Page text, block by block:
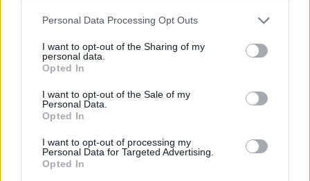
Please note that this website/app uses one or more Google
not limited to your visit or usage behaviour. You may click to
grant or deny consent to Google and its third-party tags to
use your data for below specified purposes in below Google
consent section.
Personal Data Processing Opt Outs
I want to opt-out of the Sharing of my
personal data.
Opted In
I want to opt-out of the Sale of my
Personal Data.
Opted In
I want to opt-out of processing my
Personal Data for Targeted Advertising.
Opted In
el Bernabéu será Fran García, quien se perdió el último
en Comunio de 800.000 euros y puede ser un buen parche
para tu defensa de la jornada 17.
Filip Ugrinic (Valencia, centrocampista,
910.000)